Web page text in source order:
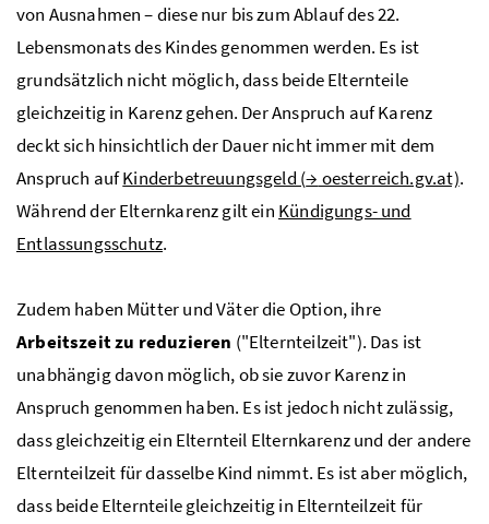
von Ausnahmen – diese nur bis zum Ablauf des 22.
Lebensmonats des Kindes genommen werden. Es ist
grundsätzlich nicht möglich, dass beide Elternteile
gleichzeitig in Karenz gehen. Der Anspruch auf Karenz
deckt sich hinsichtlich der Dauer nicht immer mit dem
Anspruch aufKinderbetreuungsgeld (→ oesterreich.gv.at).
Während der Elternkarenz gilt ein Kündigungs- und
Entlassungsschutz.
Zudem haben Mütter und Väter die Option, ihre
Arbeitszeit zu reduzieren ("Elternteilzeit"). Das ist
unabhängig davon möglich, ob sie zuvor Karenz in
Anspruch genommen haben. Es ist jedoch nicht zulässig,
dass gleichzeitig ein Elternteil Elternkarenz und der andere
Elternteilzeit für dasselbe Kind nimmt. Es ist aber möglich,
dass beide Elternteile gleichzeitig in Elternteilzeit für